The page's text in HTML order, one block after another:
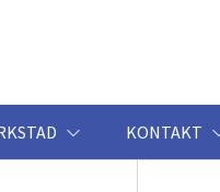
KONTAKT